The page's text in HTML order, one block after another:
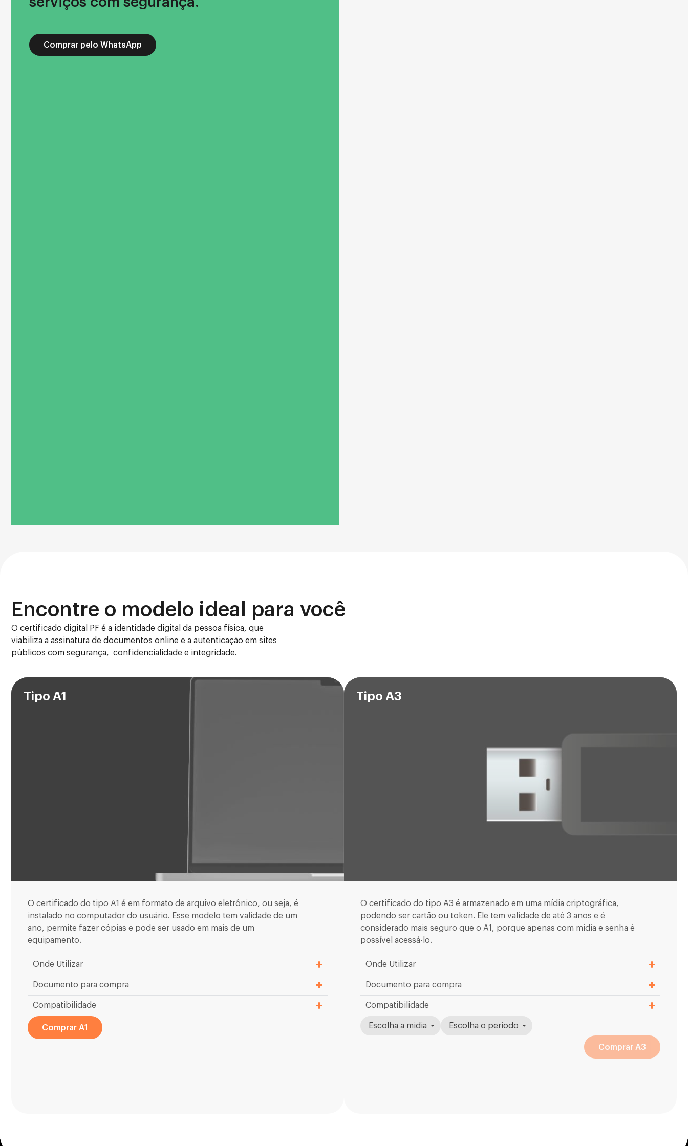
Comprar pelo WhatsApp
Encontre o modelo ideal para você
O certificado digital PF é a identidade digital da pessoa física, que
viabiliza a assinatura de documentos online e a autenticação em sites
públicos com segurança, confidencialidade e integridade.
Tipo A1
O certificado do tipo A1 é em formato de arquivo eletrônico, ou seja, é
instalado no computador do usuário. Esse modelo tem validade de um
ano, permite fazer cópias e pode ser usado em mais de um
equipamento.
Onde Utilizar
Documento para compra
Compatibilidade
Comprar A1
Tipo A3
O certificado do tipo A3 é armazenado em uma mídia criptográfica,
podendo ser cartão ou token. Ele tem validade de até 3 anos e é
considerado mais seguro que o A1, porque apenas com mídia e senha é
possível acessá-lo.
Onde Utilizar
Documento para compra
Compatibilidade
Comprar A3